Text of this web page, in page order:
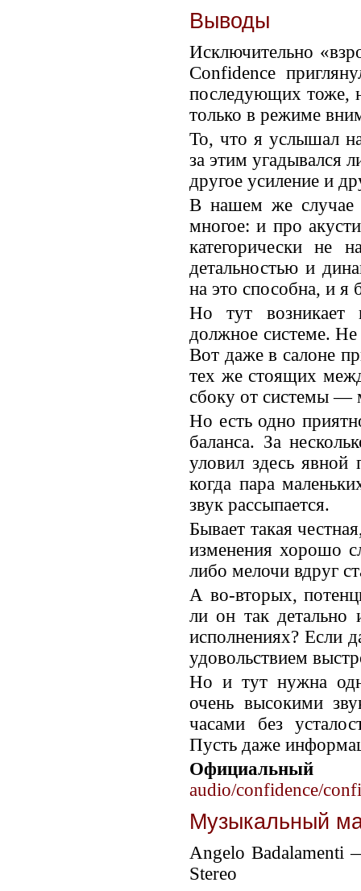
Выводы
Исключительно
Confidence
последующих тоже,
только в режиме
То, что я услышал
за этим
другое усиление и
В нашем же случае
многое: и про
категорически не
детальностью и
на это способна, и я
Но тут возникает
должное системе.
Вот даже в салоне
тех же стоящих
сбоку от системы —
Но есть одно
баланса. За
уловил здесь
когда пара
звук рассыпается.
Бывает такая
изменения хорошо
либо мелочи вдруг
А во-вторых,
ли он так детально
исполнениях? Если
удовольствием
Но и тут нужна
очень высокими
часами без
Пусть даже
audio/confidence/
Музыкальный
Angelo Badalamenti
Stereo